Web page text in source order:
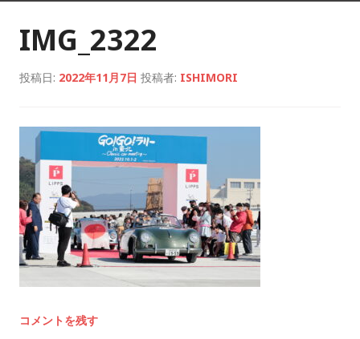
IMG_2322
投稿日: 2022年11月7日 投稿者: ISHIMORI
コメントを残す